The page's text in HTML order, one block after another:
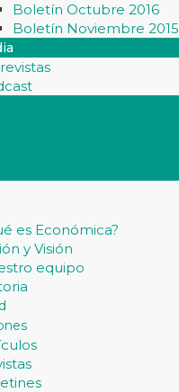
Boletín Octubre 2016
Boletín Noviembre 2015
es Económica?
y Visión
equipo